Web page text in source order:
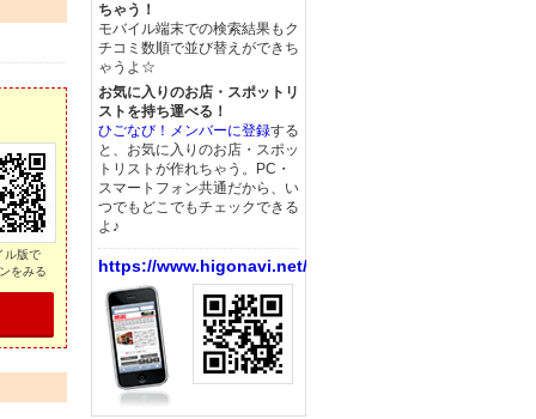
ル版で
をみる
ちゃう！
モバイル端末での検索結果もク
チコミ数順で並び替えができち
ゃうよ☆
お気に入りのお店・スポットリ
ストを持ち運べる！
ひごなび！メンバーに登録する
と、お気に入りのお店・スポッ
トリストが作れちゃう。PC・
スマートフォン共通だから、い
つでもどこでもチェックできる
よ♪
https://www.higonavi.net/